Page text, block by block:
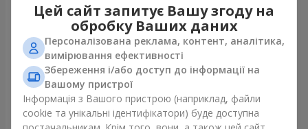
Букет "Tarnis"
Цей сайт запитує Вашу згоду на
обробку Ваших даних
Персоналізована реклама, контент, аналітика,
вимірювання ефективності
Збереження і/або доступ до інформації на
Вашому пристрої
Інформація з Вашого пристрою (наприклад, файли
cookie та унікальні ідентифікатори) буде доступна